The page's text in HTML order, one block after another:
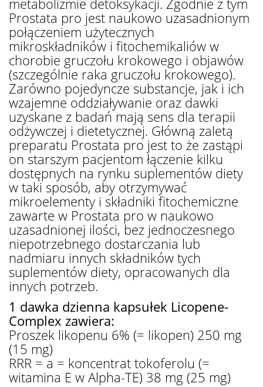
Prostata pro jest naukowo uzasadnionym
połączeniem użytecznych
mikroskładników i fitochemikaliów w
chorobie gruczołu krokowego i objawów
(szczególnie raka gruczołu krokowego).
Zarówno pojedyncze substancje, jak i ich
wzajemne oddziaływanie oraz dawki
uzyskane z badań mają sens dla terapii
odżywczej i dietetycznej. Główną zaletą
preparatu Prostata pro jest to że zastąpi
on starszym pacjentom łączenie kilku
dostępnych na rynku suplementów diety
w taki sposób, aby otrzymywać
mikroelementy i składniki fitochemiczne
zawarte w Prostata pro w naukowo
uzasadnionej ilości, bez jednoczesnego
niepotrzebnego dostarczania lub
nadmiaru innych składników tych
suplementów diety, opracowanych dla
innych potrzeb.
1 dawka dzienna kapsułek Licopene-
Complex zawiera:
Proszek likopenu 6% (= likopen) 250 mg
(15 mg)
RRR = a = koncentrat tokoferolu (=
witamina E w Alpha-TE) 38 mg (25 mg)